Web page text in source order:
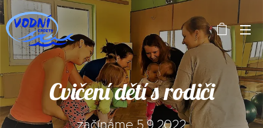
Cvičení dětí s rodiči
začínáme 5.9.2022